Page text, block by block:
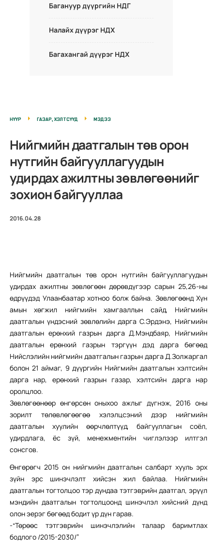
Багануур дүүргийн НДГ
Налайх дүүрэг НДХ
Багахангай дүүрэг НДХ
НҮҮР ГАЗАР, ХЭЛТСҮҮД МЭДЭЭ
Нийгмийн даатгалын төв орон
нутгийн байгууллагуудын
удирдах ажилтны зөвлөгөөнийг
зохион байгууллаа
2016.04.28
Нийгмийн даатгалын төв орон нутгийн байгууллагуудын
удирдах ажилтны зөвлөгөөн дөрөвдүгээр сарын 25,26-ны
өдрүүдэд Улаанбаатар хотноо болж байна. Зөвлөгөөнд Хүн
амын хөгжил нийгмийн хамгааллын сайд, Нийгмийн
даатгалын үндэсний зөвлөлийн дарга С.Эрдэнэ, Нийгмийн
даатгалын ерөнхий газрын дарга Д.Мэндбаяр, Нийгмийн
даатгалын ерөнхий газрын тэргүүн дэд дарга бөгөөд
Нийслэлийн нийгмийн даатгалын газрын дарга Д.Золжаргал
болон 21 аймаг, 9 дүүргийн Нийгмийн даатгалын хэлтсийн
дарга нар, ерөнхий газрын газар, хэлтсийн дарга нар
оролцлоо.
Зөвлөгөөнөөр өнгөрсөн оныхоо ажлыг дүгнэж, 2016 оны
зорилт төлөвлөгөөгөө хэлэлцсэний дээр нийгмийн
даатгалын хуулийн өөрчлөлтүүд, байгууллагын соёл,
удирдлага, ёс зүй, менежментийн чиглэлээр илтгэл
сонсгов.
Өнгөрөгч 2015 он нийгмийн даатгалын салбарт хууль эрх
зүйн эрс шинэчлэлт хийсэн жил байлаа. Нийгмийн
даатгалын тогтолцоо тэр дундаа тэтгэврийн даатгал, эрүүл
мэндийн даатгалын тогтолцоонд шинэчлэл хийсний дүнд
олон эерэг бөгөөд бодит үр дүн гарав.
-“Төрөөс тэтгэврийн шинэчлэлийн талаар баримтлах
бодлого /2015-2030/”